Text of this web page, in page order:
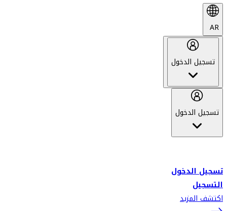
AR
تسجيل الدخول
تسجيل الدخول
تسجيل الدخول
التسجيل
اكتشف المزيد